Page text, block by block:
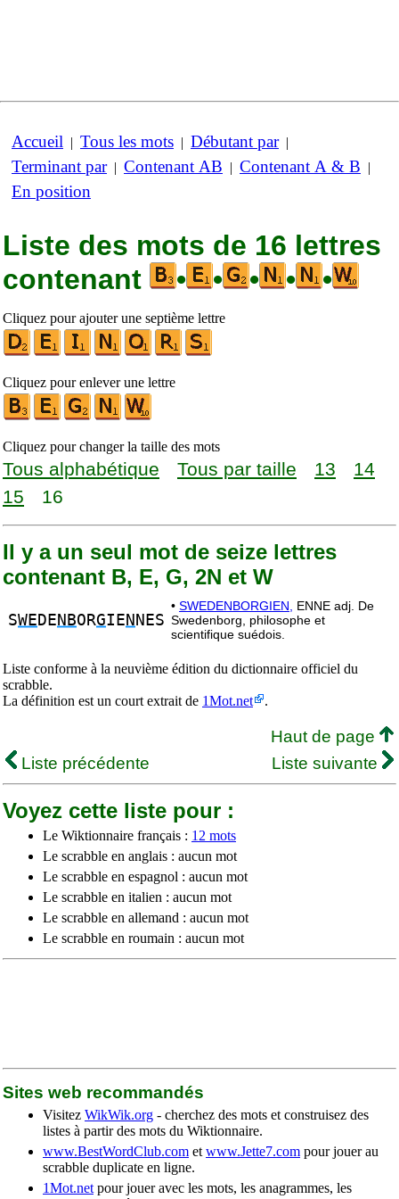
Accueil | Tous les mots | Débutant par|
Terminant par| Contenant AB | Contenant A & B |
En position
Liste des mots de 16 lettres
contenant
• • • • •
Cliquez pour ajouter une septième lettre
Cliquez pour enlever une lettre
Cliquez pour changer la taille des mots
Tous alphabétique Tous par taille 13
14
15
16
Il y a un seul mot de seize lettres
contenant B, E, G, 2N et W
SWE DE NBORGIE N NES
• SWEDENBORGIEN,
ENNE adj. De
Swedenborg, philosophe et
scientifique suédois.
Liste conforme à la neuvième édition du dictionnaire officiel du
scrabble.
La définition est un court extrait de 1Mot.net .
Haut de page
Liste précédente
Liste suivante
Voyez cette liste pour :
Le Wiktionnaire français : 12 mots
Le scrabble en anglais : aucun mot
Le scrabble en espagnol : aucun mot
Le scrabble en italien : aucun mot
Le scrabble en allemand : aucun mot
Le scrabble en roumain : aucun mot
Sites web recommandés
Visitez WikWik.org - cherchez des mots et construisez des
listes à partir des mots du Wiktionnaire.
www.BestWordClub.com et www.Jette7.com pour jouer au
scrabble duplicate en ligne.
1Mot.net pour jouer avec les mots, les anagrammes, les